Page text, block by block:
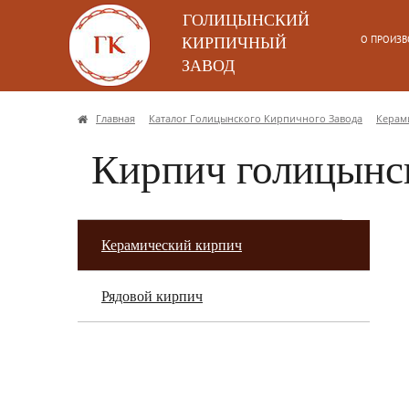
ГОЛИЦЫНСКИЙ
КИРПИЧНЫЙ
ЗАВОД
О
Главная Каталог Голицынского Кирпичного Завода
Кирпич
Керамический кирпич
Рядовой кирпич